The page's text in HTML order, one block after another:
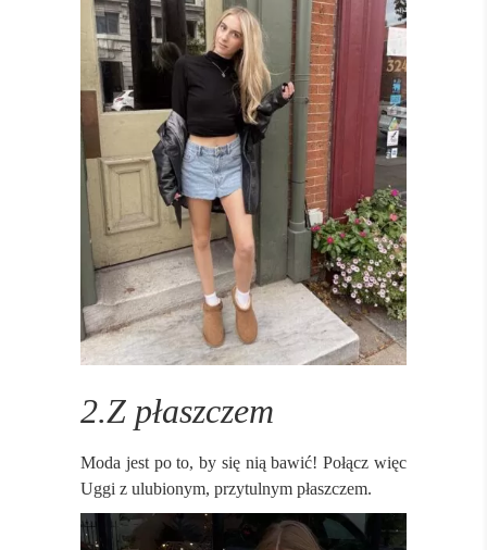
2.Z płaszczem
Moda jest po to, by się nią bawić! Połącz więc
Uggi z ulubionym, przytulnym płaszczem.